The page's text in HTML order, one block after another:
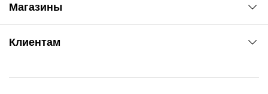
Магазины
ул. Рабочая, 2-а
Клиентам
Сервис колористам